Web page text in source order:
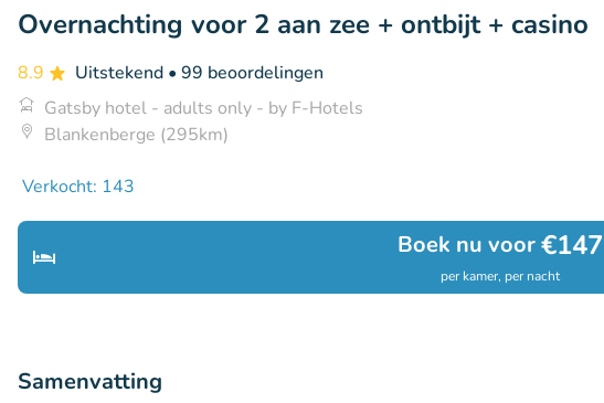
Overnachting voor 2 aan zee + ontbijt + casino
8.9 Uitstekend • 99 beoordelingen
Gatsby hotel - adults only - by F-Hotels
Blankenberge (295km)
Verkocht: 143
Boek nu voor€147
per kamer, per nacht
Samenvatting